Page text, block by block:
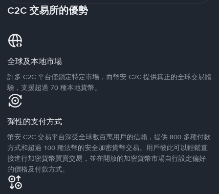
C2C 交易所的優勢
全球及本地市場
許多 C2C 平台僅鎖定特定市場，而幣安 C2C 提供真正的全球交易體
驗，支援超過 70 種本地貨幣。
彈性的支付方式
幣安 C2C 交易平台深受全球數百萬用戶的信賴，提供 800 多種付款
方式和超過 100 種法幣的安全加密貨幣交易。用戶彼此可以輕鬆直
接進行加密貨幣買賣交易，並在開放的加密貨幣市場自行設定偏好
的價格及付款方式。